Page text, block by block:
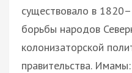
существовало в
борьбы народов
колонизаторской
правительства.